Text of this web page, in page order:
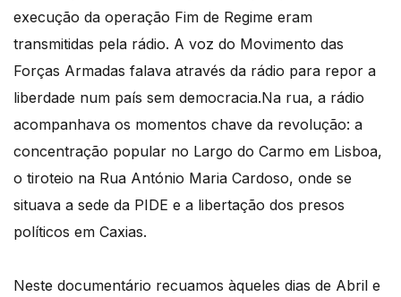
execução da operação Fim de Regime eram
transmitidas pela rádio. A voz do Movimento das
Forças Armadas falava através da rádio para repor a
liberdade num país sem democracia.Na rua, a rádio
acompanhava os momentos chave da revolução: a
concentração popular no Largo do Carmo em Lisboa,
o tiroteio na Rua António Maria Cardoso, onde se
situava a sede da PIDE e a libertação dos presos
políticos em Caxias.
Neste documentário recuamos àqueles dias de Abril e